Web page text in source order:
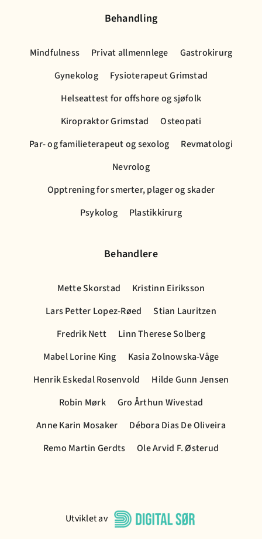
Behandling
Mindfulness Privat allmennlege
Gastrokirurg
Gynekolog
Fysioterapeut Grimstad
Helseattest for offshore og sjøfolk
Kiropraktor Grimstad
Osteopati
Par- og familieterapeut og sexolog
Revmatologi
Nevrolog
Opptrening for smerter, plager og skader
Psykolog
Plastikkirurg
Behandlere
Mette Skorstad
Kristinn Eiriksson
Lars Petter Lopez-Røed
Stian Lauritzen
Fredrik Nett
Linn Therese Solberg
Mabel Lorine King
Kasia Zolnowska-Våge
Henrik Eskedal Rosenvold
Hilde Gunn Jensen
Robin Mørk
Gro Årthun Wivestad
Anne Karin Mosaker
Débora Dias De Oliveira
Remo Martin Gerdts
Ole Arvid F. Østerud
Utviklet av